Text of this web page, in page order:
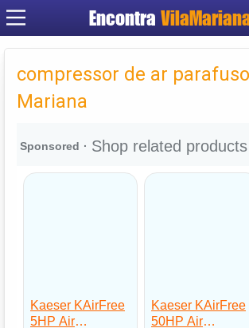
Encontra
Cadastrar
Criar conta
compressor de ar
Mariana